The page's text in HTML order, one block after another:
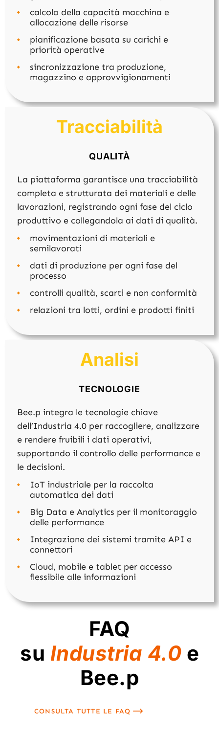
calcolo della capacità macchina e
allocazione delle risorse
pianificazione basata su carichi e
priorità operative
sincronizzazione tra produzione,
magazzino e approvvigionamenti
Tracciabilità
QUALITÀ
La piattaforma garantisce una tracciabilità
completa e strutturata dei materiali e delle
lavorazioni, registrando ogni fase del ciclo
produttivo e collegandola ai dati di qualità.
movimentazioni di materiali e
semilavorati
dati di produzione per ogni fase del
processo
controlli qualità, scarti e non conformità
relazioni tra lotti, ordini e prodotti finiti
Analisi
TECNOLOGIE
Bee.p integra le tecnologie chiave
dell’Industria 4.0 per raccogliere, analizzare
e rendere fruibili i dati operativi,
supportando il controllo delle performance e
le decisioni.
IoT industriale per la raccolta
automatica dei dati
Big Data e Analytics per il monitoraggio
delle performance
Integrazione dei sistemi tramite API e
connettori
Cloud, mobile e tablet per accesso
flessibile alle informazioni
FAQ
su Industria 4.0 e
Bee.p
CONSULTA TUTTE LE FAQ